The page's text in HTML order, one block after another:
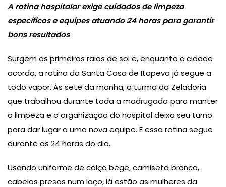
A rotina hospitalar exige cuidados de limpeza
específicos e equipesatuando 24 horas para garantir
bons resultados
Surgem os primeiros raios de sol e, enquanto a cidade
acorda, a rotina da Santa Casa de Itapeva já segue a
todo vapor. Às sete da manhã, a turma da Zeladoria
que trabalhou durante toda a madrugada para manter
a limpeza e a organização do hospital deixa seu turno
para dar lugar a uma nova equipe. E essa rotina segue
durante as 24 horas do dia.
Usando uniforme de calça bege, camiseta branca,
cabelos presos num laço, lá estão as mulheres da